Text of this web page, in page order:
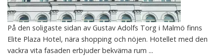
På den soligaste sidan av Gustav Adolfs Torg i Malmö finns
Elite Plaza Hotel, nära shopping och nöjen. Hotellet med den
vackra vita fasaden erbjuder bekväma rum ...